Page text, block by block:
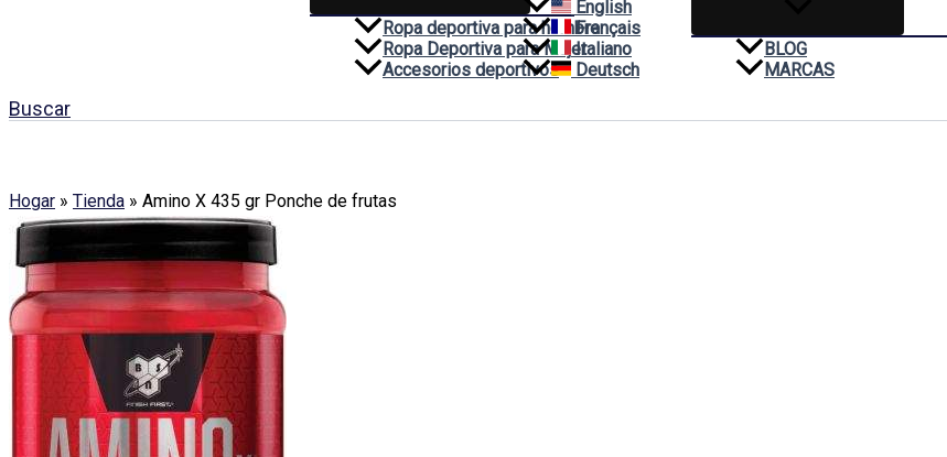
Ropa deportiva para hombre
Ropa Deportiva para Mujer
Accesorios deportivos
English
Français
Italiano
Deutsch
BLOG
MARCAS
Buscar
Hogar » Tienda » Amino X 435 gr Ponche de frutas